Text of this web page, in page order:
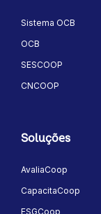
Sistema OCB
OCB
SESCOOP
CNCOOP
Soluções
AvaliaCoop
CapacitaCoop
ESGCoop